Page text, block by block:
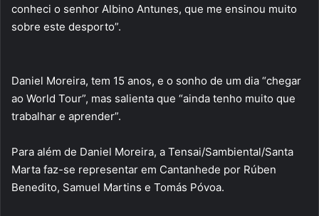
conheci o senhor Albino Antunes, que me ensinou muito
sobre este desporto”.
Daniel Moreira, tem 15 anos, e o sonho de um dia “chegar
ao World Tour”, mas salienta que “ainda tenho muito que
trabalhar e aprender”.
Para além de Daniel Moreira, a Tensai/Sambiental/Santa
Marta faz-se representar em Cantanhede por Rúben
Benedito, Samuel Martins e Tomás Póvoa.